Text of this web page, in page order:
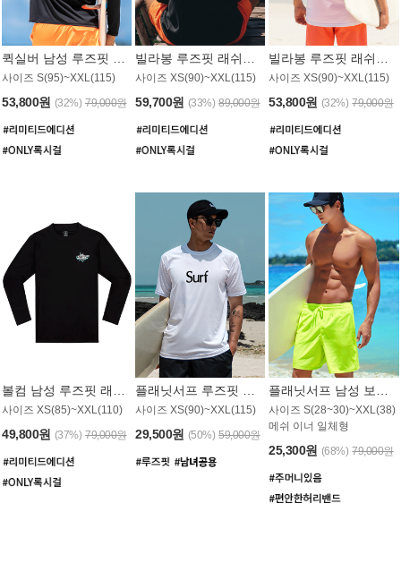
사이즈 S(95)~XXL(115)
53,800원 (32%) 79,000원
사이즈 XS(90)~XXL(115)
59,700원 (33%) 89,000원
사이즈 XS(90)~XXL(115)
53,800원 (32%) 79,000원
사이즈 XS(85)~XXL(110)
49,800원 (37%) 79,000원
사이즈 XS(90)~XXL(115)
29,500원 (50%) 59,000원
사이즈 S(28~30)~XXL(38)
메쉬 이너 일체형
25,300원 (68%) 79,000원